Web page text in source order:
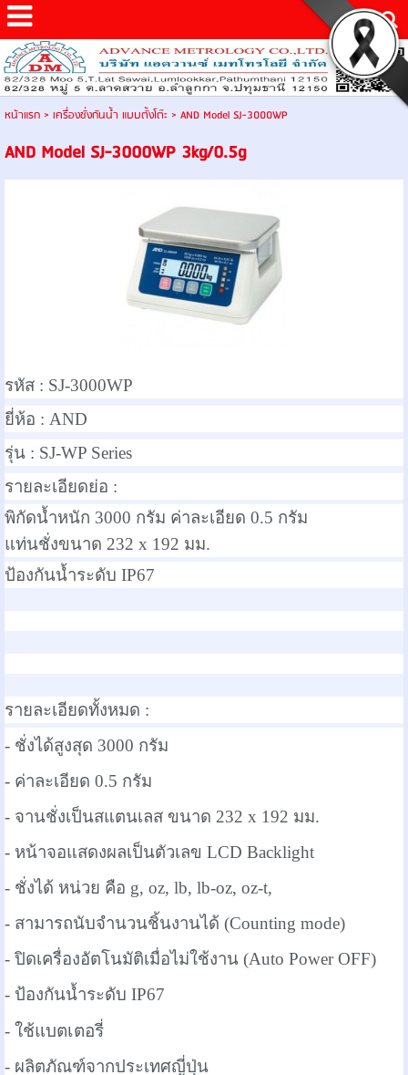
หน้าแรก> เครื่องชั่งกันน้ำ แบบตั้งโต๊ะ> AND Model SJ-3000WP
AND Model SJ-3000WP 3kg/0.5g
รหัส : SJ-3000WP
ยี่ห้อ : AND
รุ่น : SJ-WP Series
รายละเอียดย่อ :
พิกัดน้ำหนัก 3000 กรัม ค่าละเอียด 0.5 กรัม
แท่นชั่งขนาด 232 x 192 มม.
ป้องกันน้ำระดับ IP67
รายละเอียดทั้งหมด :
- ชั่งได้สูงสุด 3000 กรัม
- ค่าละเอียด 0.5 กรัม
- จานชั่งเป็นสแตนเลส ขนาด 232 x 192 มม.
- หน้าจอแสดงผลเป็นตัวเลข LCD Backlight
- ชั่งได้ หน่วย คือ g, oz, lb, lb-oz, oz-t,
- สามารถนับจำนวนชิ้นงานได้ (Counting mode)
- ปิดเครื่องอัตโนมัติเมื่อไม่ใช้งาน (Auto Power OFF)
- ป้องกันน้ำระดับ IP67
- ใช้แบตเตอรี่
- ผลิตภัณฑ์จากประเทศญี่ปุ่น